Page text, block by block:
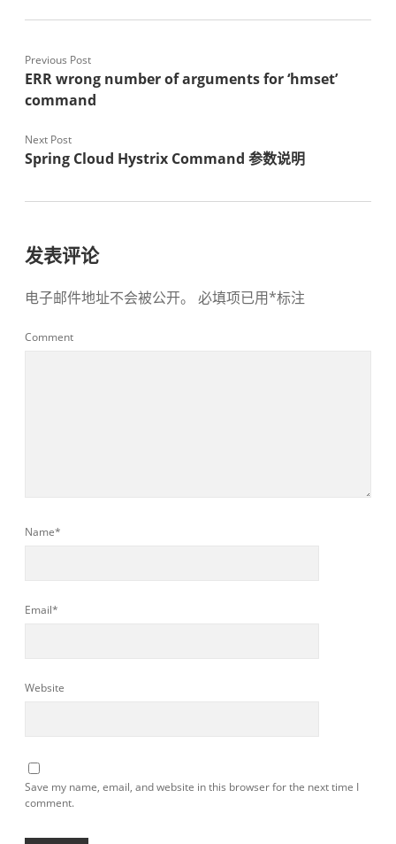
Previous Post
ERR wrong number of arguments for ‘hmset’
command
Next Post
Spring Cloud Hystrix Command 参数说明
发表评论
电子邮件地址不会被公开。 必填项已用*标注
Comment
Name*
Email*
Website
Save my name, email, and website in this browser for the next time I
comment.